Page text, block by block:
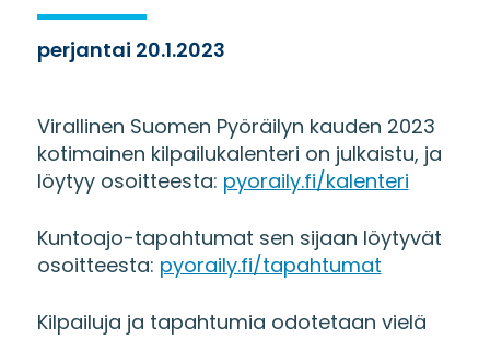
perjantai 20.1.2023
Virallinen Suomen Pyöräilyn kauden 2023
kotimainen kilpailukalenteri on julkaistu, ja
löytyy osoitteesta: pyoraily.fi/kalenteri
Kuntoajo-tapahtumat sen sijaan löytyvät
osoitteesta: pyoraily.fi/tapahtumat
Kilpailuja ja tapahtumia odotetaan vielä